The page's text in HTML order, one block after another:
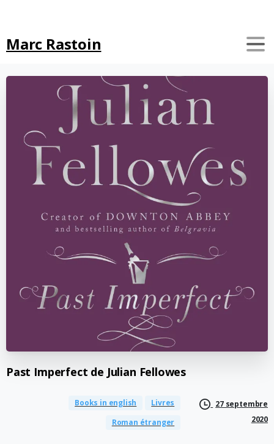
Marc Rastoin
Past Imperfect de Julian Fellowes
Books in english
Livres
Roman étranger
27 septembre
2020